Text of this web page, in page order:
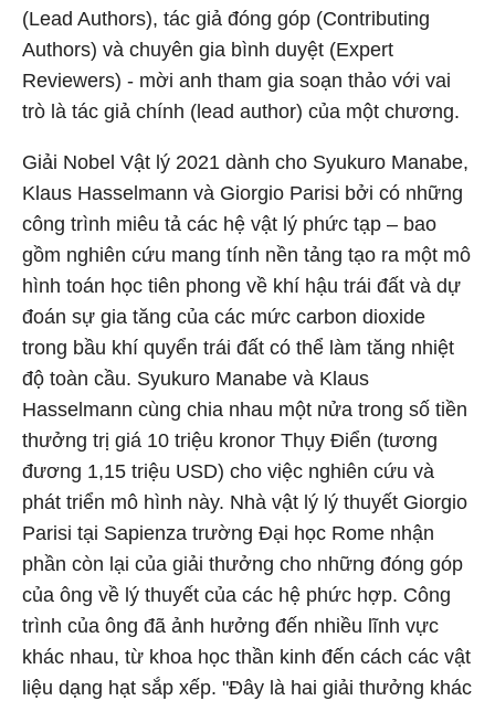
(Lead Authors), tác giả đóng góp (Contributing
Authors) và chuyên gia bình duyệt (Expert
Reviewers) - mời anh tham gia soạn thảo với vai
trò là tác giả chính (lead author) của một chương.
Giải Nobel Vật lý 2021 dành cho Syukuro Manabe,
Klaus Hasselmann và Giorgio Parisi bởi có những
công trình miêu tả các hệ vật lý phức tạp – bao
gồm nghiên cứu mang tính nền tảng tạo ra một mô
hình toán học tiên phong về khí hậu trái đất và dự
đoán sự gia tăng của các mức carbon dioxide
trong bầu khí quyển trái đất có thể làm tăng nhiệt
độ toàn cầu. Syukuro Manabe và Klaus
Hasselmann cùng chia nhau một nửa trong số tiền
thưởng trị giá 10 triệu kronor Thụy Điển (tương
đương 1,15 triệu USD) cho việc nghiên cứu và
phát triển mô hình này. Nhà vật lý lý thuyết Giorgio
Parisi tại Sapienza trường Đại học Rome nhận
phần còn lại của giải thưởng cho những đóng góp
của ông về lý thuyết của các hệ phức hợp. Công
trình của ông đã ảnh hưởng đến nhiều lĩnh vực
khác nhau, từ khoa học thần kinh đến cách các vật
liệu dạng hạt sắp xếp. "Đây là hai giải thưởng khác